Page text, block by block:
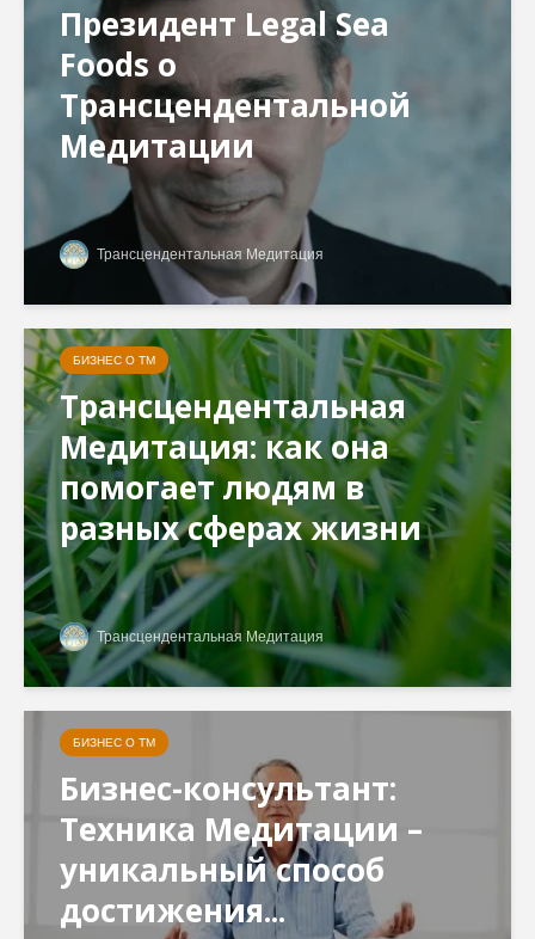
Президент Legal Sea
Foods о
Трансцендентальной
Медитации
Трансцендентальная Медитация
БИЗНЕС О ТМ
Трансцендентальная
Медитация: как она
помогает людям в
разных сферах жизни
Трансцендентальная Медитация
БИЗНЕС О ТМ
Бизнес-консультант:
Техника Медитации –
уникальный способ
достижения...